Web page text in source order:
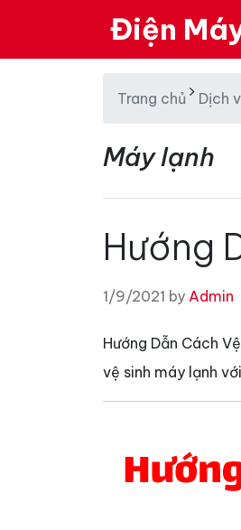
Điện
Trang chủ Dịch
Máy lạnh
Hướng
1/9/2021 by Admin
Hướng Dẫn Cách
vệ sinh máy lạnh